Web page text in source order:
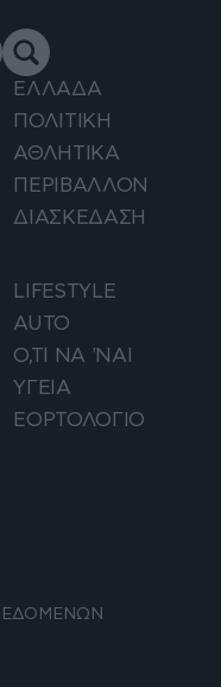
ΕΛΛΑΔΑ
ΠΟΛΙΤΙΚΗ
ΑΘΛΗΤΙΚΑ
ΠΕΡΙΒΑΛΛΟΝ
ΔΙΑΣΚΕΔΑΣΗ
LIFESTYLE
AUTO
Ο,ΤΙ ΝΑ 'ΝΑΙ
ΥΓΕΙΑ
ΕΟΡΤΟΛΟΓΙΟ